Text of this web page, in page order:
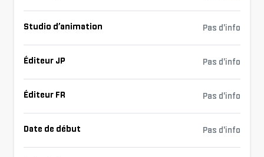
Studio d’animation Pas d'info
Éditeur JP Pas d'info
Éditeur FR Pas d'info
Date de début Pas d'info